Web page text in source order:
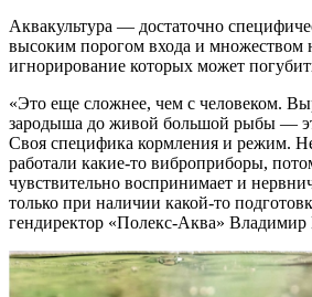
Аквакультура — достаточно
высоким порогом входа и множеством
игнорирование которых может
«Это еще сложнее, чем с человеком.
зародыша до живой большой рыбы —
Своя специфика кормления и режим.
работали какие-то виброприборы,
чувствительно воспринимает и
только при наличии какой-то
гендиректор «Полекс-Аква» Владимир